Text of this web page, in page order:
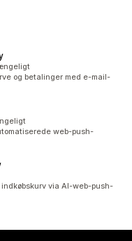
og betalinger med e-mail-
web-push-
via AI-web-push-